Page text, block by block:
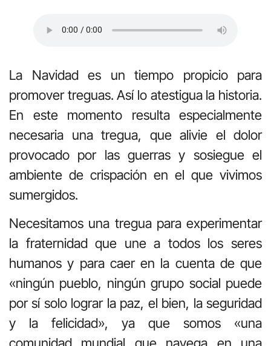
La Navidad es un tiempo propicio para
promover treguas. Así lo atestigua la historia.
En este momento resulta especialmente
necesaria una tregua, que alivie el dolor
provocado por las guerras y sosiegue el
ambiente de crispación en el que vivimos
sumergidos.
Necesitamos una tregua para experimentar
la fraternidad que une a todos los seres
humanos y para caer en la cuenta de que
«ningún pueblo, ningún grupo social puede
por sí solo lograr la paz, el bien, la seguridad
y la felicidad», ya que somos «una